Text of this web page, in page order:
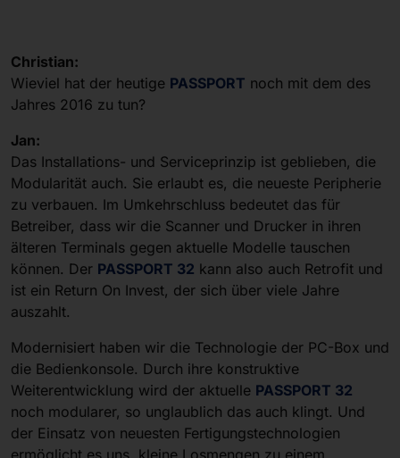
Christian:
Wieviel hat der heutige PASSPORT noch mit dem des
Jahres 2016 zu tun?
Jan:
Das Installations- und Serviceprinzip ist geblieben, die
Modularität auch. Sie erlaubt es, die neueste Peripherie
zu verbauen. Im Umkehrschluss bedeutet das für
Betreiber, dass wir die Scanner und Drucker in ihren
älteren Terminals gegen aktuelle Modelle tauschen
können. Der PASSPORT 32 kann also auch Retrofit und
ist ein Return On Invest, der sich über viele Jahre
auszahlt.
Modernisiert haben wir die Technologie der PC-Box und
die Bedienkonsole. Durch ihre konstruktive
Weiterentwicklung wird der aktuelle PASSPORT 32
noch modularer, so unglaublich das auch klingt. Und
der Einsatz von neuesten Fertigungstechnologien
ermöglicht es uns, kleine Losmengen zu einem